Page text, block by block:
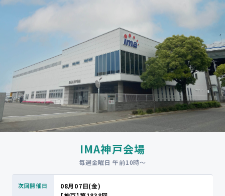
IMA神戸会場
毎週金曜日 午前10時〜
08月07日(金)